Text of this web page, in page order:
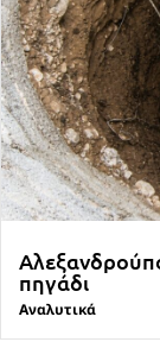
πηγάδι
Αναλυτικά